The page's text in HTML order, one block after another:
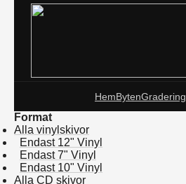
HemBytenGradering
Format
Alla vinylskivor
Endast 12" Vinyl
Endast 7" Vinyl
Endast 10" Vinyl
Alla CD skivor